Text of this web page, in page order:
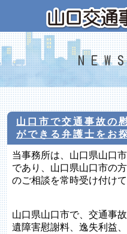
N E W
山口市で交通事故の
ができる弁護士をお
当事務所は、山口県山口
であり、山口県山口市の
のご相談を常時受け付けて
山口県山口市で、交通事
遺障害慰謝料、逸失利益